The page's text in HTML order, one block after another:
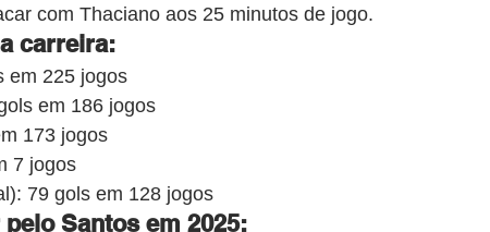
com Thaciano aos 25 minutos de jogo.
carreira:
em 225 jogos
em 186 jogos
173 jogos
7 jogos
79 gols em 128 jogos
Santos em 2025: